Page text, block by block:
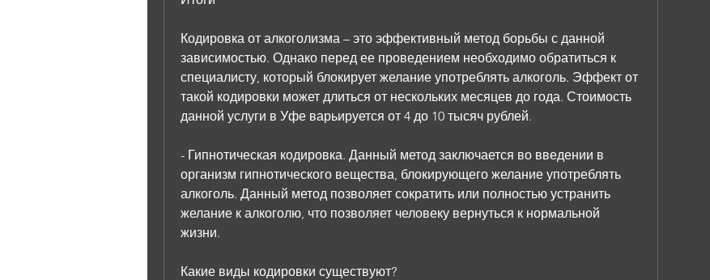
Кодировка от алкоголизма – это эффективный метод борьбы с данной
зависимостью. Однако перед ее проведением необходимо обратиться к
специалисту, который блокирует желание употреблять алкоголь. Эффект от
такой кодировки может длиться от нескольких месяцев до года. Стоимость
данной услуги в Уфе варьируется от 4 до 10 тысяч рублей.
- Гипнотическая кодировка. Данный метод заключается во введении в
организм гипнотического вещества, блокирующего желание употреблять
алкоголь. Данный метод позволяет сократить или полностью устранить
желание к алкоголю, что позволяет человеку вернуться к нормальной
жизни.
Какие виды кодировки существуют?